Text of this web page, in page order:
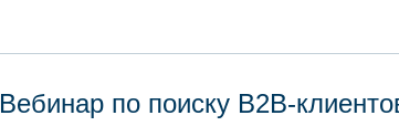
Вебинар по поиску B2B-